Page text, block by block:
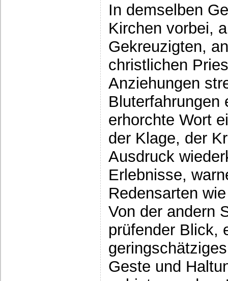
In demselben
Kirchen vorbei,
Gekreuzigten,
christlichen
Anziehungen
Bluterfahrungen
erhorchte Wort
der Klage, der
Ausdruck
Erlebnisse,
Redensarten
Von der andern
prüfender Blick,
Geste und